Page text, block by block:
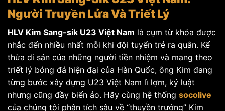
Người Truyền Lửa Và Triết Lý
HLV Kim Sang-sik U23 Việt Nam là cụm từ khóa được
nhắc đến nhiều nhất mỗi khi đội tuyển trẻ ra quân. Kế
thừa di sản của những người tiền nhiệm và mang theo
triết lý bóng đá hiện đại của Hàn Quốc, ông Kim đang
từng bước xây dựng U23 Việt Nam lì lợm, kỷ luật
nhưng cũng đầy biến ảo. Hãy cùng hệ thống socolive
của chúng tôi phân tích sâu về “thuyền trưởng” Kim